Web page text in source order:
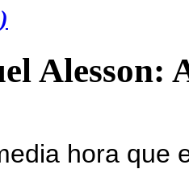
Alesson:
hora que